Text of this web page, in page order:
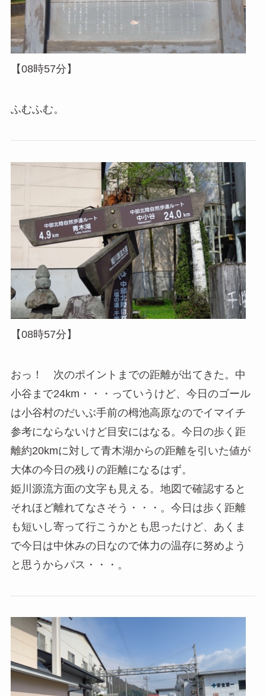
【08時57分】
ふむふむ。
【08時57分】
おっ！ 次のポイントまでの距離が出てきた。中
小谷まで24km・・・っていうけど、今日のゴール
は小谷村のだいぶ手前の栂池高原なのでイマイチ
参考にならないけど目安にはなる。今日の歩く距
離約20kmに対して青木湖からの距離を引いた値が
大体の今日の残りの距離になるはず。
姫川源流方面の文字も見える。地図で確認すると
それほど離れてなさそう・・・。今日は歩く距離
も短いし寄って行こうかとも思ったけど、あくま
で今日は中休みの日なので体力の温存に努めよう
と思うからパス・・・。